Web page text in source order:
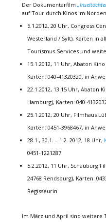
Der Dokumentarfilm
auf Tour durch Kinos im Norden.
5.1.2012, 20 Uhr, Congress
Westerland / Sylt), Karten in
Tourismus-Services und
15.1.2012, 11 Uhr, Abaton
Karten: 040-41320320, in
22.1.2012, 13.15 Uhr, Abaton
Hamburg), Karten: 040-
25.1.2012, 20 Uhr, Filmhaus
Karten: 0451-3968467, in
28.1., 30.1. – 1.2. 2012, 18 Uhr,
0451-1221287
5.2.2012, 11 Uhr, Schauburg
24768 Rendsburg), Karten:
Regisseurin
Im März und April sind weitere